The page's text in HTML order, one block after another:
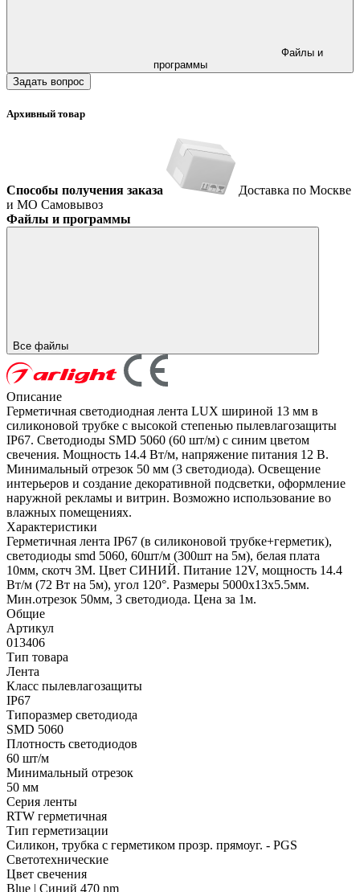
программы
Задать вопрос
Архивный товар
Способы получения заказа
Доставка по Москве
и МО Самовывоз
Файлы и программы
Все файлы
Описание
Герметичная светодиодная лента LUX шириной 13 мм в
силиконовой трубке с высокой степенью пылевлагозащиты
IP67. Светодиоды SMD 5060 (60 шт/м) с синим цветом
свечения. Мощность 14.4 Вт/м, напряжение питания 12 В.
Минимальный отрезок 50 мм (3 светодиода). Освещение
интерьеров и создание декоративной подсветки, оформление
наружной рекламы и витрин. Возможно использование во
влажных помещениях.
Характеристики
Герметичная лента IP67 (в силиконовой трубке+герметик),
светодиоды smd 5060, 60шт/м (300шт на 5м), белая плата
10мм, скотч 3М. Цвет СИНИЙ. Питание 12V, мощность 14.4
Вт/м (72 Вт на 5м), угол 120°. Размеры 5000х13x5.5мм.
Мин.отрезок 50мм, 3 светодиода. Цена за 1м.
Общие
Артикул
013406
Тип товара
Лента
Класс пылевлагозащиты
IP67
Типоразмер светодиода
SMD 5060
Плотность светодиодов
60 шт/м
Минимальный отрезок
50 мм
Серия ленты
RTW герметичная
Тип герметизации
Силикон, трубка с герметиком прозр. прямоуг. - PGS
Светотехнические
Цвет свечения
Blue | Синий 470 nm